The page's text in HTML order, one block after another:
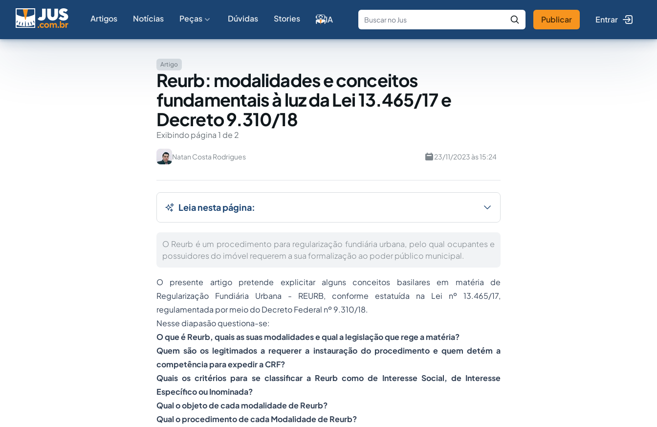
Artigos Notícias Peças Dúvidas Stories IA
Fale com a IA Buscar no Jus
Publicar Entrar
Artigo
Reurb: modalidades e conceitos
fundamentais à luz da Lei 13.465/17 e
Decreto 9.310/18
Exibindo página 1 de 2
Natan Costa Rodrigues 23/11/2023 às 15:24
Leia nesta página:
O Reurb é um procedimento para regularização fundiária urbana, pelo qual ocupantes e
possuidores do imóvel requerem a sua formalização ao poder público municipal.
O presente artigo pretende explicitar alguns conceitos basilares em matéria de
Regularização Fundiária Urbana - REURB, conforme estatuída na Lei nº 13.465/17,
regulamentada por meio do Decreto Federal nº 9.310/18.
Nesse diapasão questiona-se:
O que é Reurb, quais as suas modalidades e qual a legislação que rege a matéria?
Quem são os legitimados a requerer a instauração do procedimento e quem detém a
competência para expedir a CRF?
Quais os critérios para se classificar a Reurb como de Interesse Social, de Interesse
Específico ou Inominada?
Qual o objeto de cada modalidade de Reurb?
Qual o procedimento de cada Modalidade de Reurb?